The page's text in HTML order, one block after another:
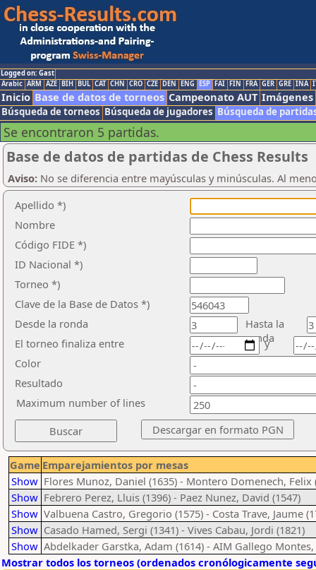
Logged on: Gast
Arabic ARM AZE BIH BUL CAT CHN CRO CZE DEN ENG ESP FAI FIN FRA GER GRE INA
Inicio Base de datos de torneos Campeonato AUT Imágenes
Búsqueda de torneos Búsqueda de jugadores Búsqueda de
Se encontraron 5 partidas.
Base de datos de partidas de Chess Results
Aviso: No se diferencia entre mayúsculas y minúsculas. Al
Apellido *)
Nombre
Código FIDE *)
ID Nacional *)
Torneo *)
Clave de la Base de Datos *)
Desde la ronda
Hasta la
ronda
El torneo finaliza entre
Color
Resultado
y
Maximum number of lines
Game Emparejamientos por mesas
Show Flores Munoz, Daniel (1635) - Montero Domenech, Felix
Show Febrero Perez, Lluis (1396) - Paez Nunez, David (1547)
Show Valbuena Castro, Gregorio (1575) - Costa Trave, Jaume
Show Casado Hamed, Sergi (1341) - Vives Cabau, Jordi (1821)
Show Abdelkader Garstka, Adam (1614) - AIM Gallego
Mostrar todos los torneos (ordenados cronólogicamente